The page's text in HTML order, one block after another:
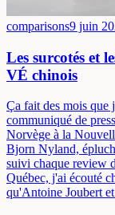
comparisons9 juin
Les surcotés et
VÉ chinois
Ça fait des mois que
communiqué de
Norvège à la
Bjorn Nyland,
suivi chaque review
Québec, j'ai écouté
qu'Antoine Joubert